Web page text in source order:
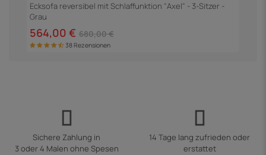
Ecksofa reversibel mit Schlaffunktion "Axel" - 3-Sitzer -
Grau
564,00 € 680,00 €
38 Rezensionen
Sichere Zahlung in
3 oder 4 Malen ohne Spesen
14 Tage lang zufrieden oder
erstattet